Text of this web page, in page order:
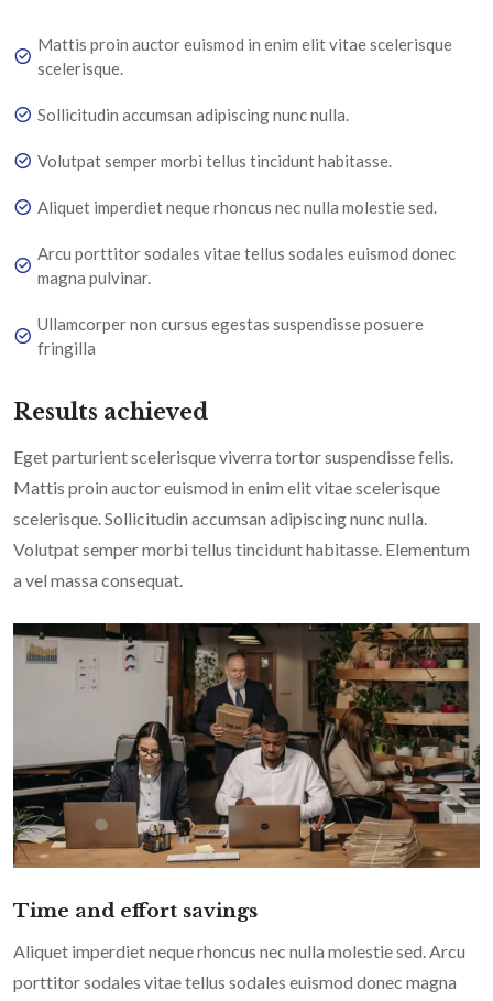
Mattis proin auctor euismod in enim elit vitae scelerisque
scelerisque.
Sollicitudin accumsan adipiscing nunc nulla.
Volutpat semper morbi tellus tincidunt habitasse.
Aliquet imperdiet neque rhoncus nec nulla molestie sed.
Arcu porttitor sodales vitae tellus sodales euismod donec
magna pulvinar.
Ullamcorper non cursus egestas suspendisse posuere
fringilla
Results achieved
Eget parturient scelerisque viverra tortor suspendisse felis.
Mattis proin auctor euismod in enim elit vitae scelerisque
scelerisque. Sollicitudin accumsan adipiscing nunc nulla.
Volutpat semper morbi tellus tincidunt habitasse. Elementum
a vel massa consequat.
Time and effort savings
Aliquet imperdiet neque rhoncus nec nulla molestie sed. Arcu
porttitor sodales vitae tellus sodales euismod donec magna